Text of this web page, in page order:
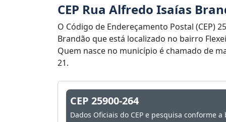
CEP Rua Alfredo Isaías
O Código de Endereçamento Postal (CEP)
Brandão que está localizado no bairro
Quem nasce no município é chamado de
21.
CEP 25900-264
Dados Oficiais do CEP e pesquisa conforme